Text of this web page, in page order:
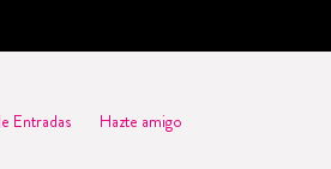
Entradas Hazte amigo